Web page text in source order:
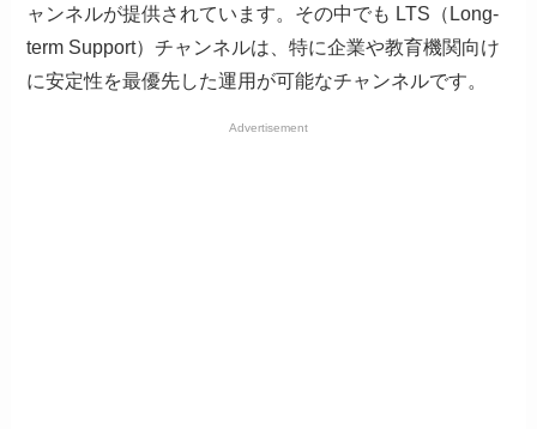
ャンネルが提供されています。その中でも LTS（Long-
term Support）チャンネルは、特に企業や教育機関向け
に安定性を最優先した運用が可能なチャンネルです。
Advertisement